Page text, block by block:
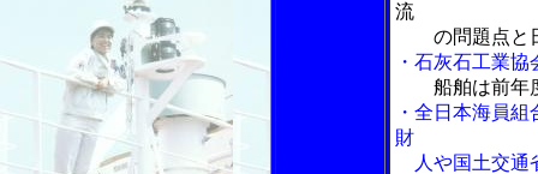
流
の問題点と
・石灰石工業
船舶は前年
・全日本海員
財
人や国土交通